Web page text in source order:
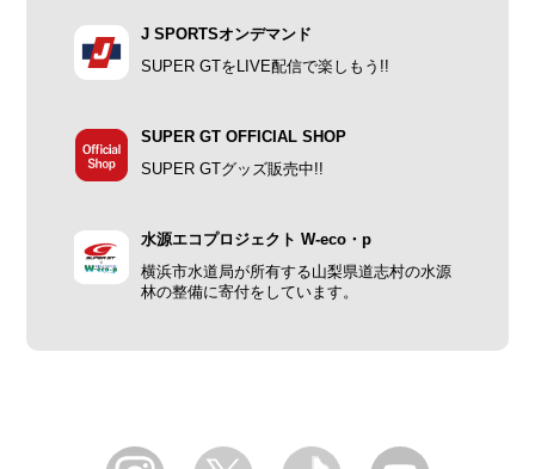
J SPORTSオンデマンド
SUPER GTをLIVE配信で楽しもう!!
SUPER GT OFFICIAL SHOP
SUPER GTグッズ販売中!!
水源エコプロジェクト W-eco・p
横浜市水道局が所有する山梨県道志村の水源
林の整備に寄付をしています。